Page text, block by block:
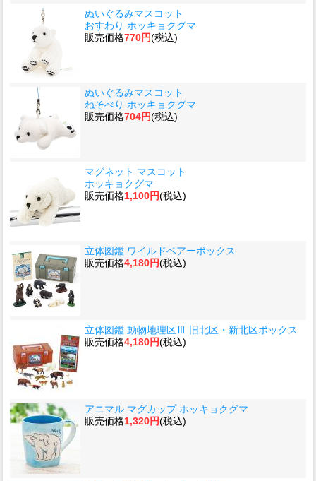
ぬいぐるみマスコット
おすわり ホッキョクグマ
販売価格770円(税込)
ぬいぐるみマスコット
ねそべり ホッキョクグマ
販売価格704円(税込)
マグネット マスコット
ホッキョクグマ
販売価格1,100円(税込)
立体図鑑 ワイルドベアーボックス
販売価格4,180円(税込)
立体図鑑 動物地理区Ⅲ 旧北区・新北区ボックス
販売価格4,180円(税込)
アニマル マグカップ ホッキョクグマ
販売価格1,320円(税込)